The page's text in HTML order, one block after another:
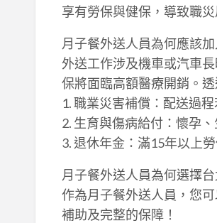
享有勞保與健保，導致職
月子餐外送人員為何應該加
外送工作涉及機車或汽車
保將面臨高額醫療開銷。
1. 職業災害補償：配送過
2. 生育與傷病給付：懷孕
3. 退休年金：滿15年以上
月子餐外送人員為何選擇
作為月子餐外送人員，您
補助及完整的保障！